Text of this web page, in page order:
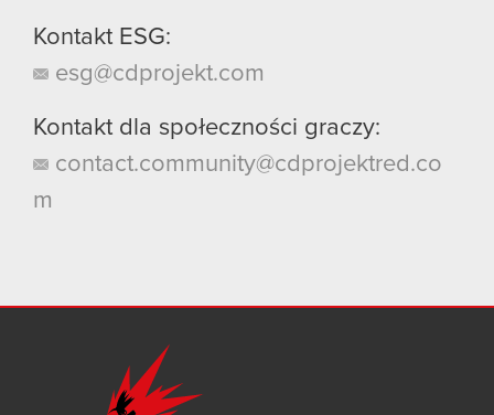
Kontakt ESG:
esg@cdprojekt.com
Kontakt dla społeczności graczy:
contact.community@cdprojektred.co
m